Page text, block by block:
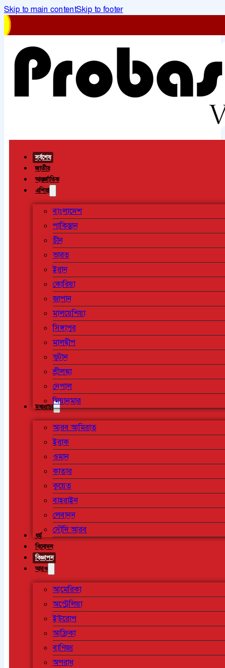
Skip to main contentSkip to footer
সর্বশেষ
জাতীয়
আন্তর্জাতিক
এশিয়া
বাংলাদেশ
পাকিস্তান
চীন
ভারত
ইরান
কোরিয়া
জাপান
মালয়েশিয়া
সিঙ্গাপুর
মালদ্বীপ
ভুটান
শ্রীলঙ্কা
নেপাল
মিয়ানমার
মধ্যপ্রাচ্য
আরব আমিরাত
ইরাক
ওমান
কাতার
কুয়েত
বাহরাইন
লেবানন
সৌদি আরব
ধর্ম
বিনোদন
বিজ্ঞাপন
আরও
আমেরিকা
অস্ট্রেলিয়া
ইউরোপ
আফ্রিকা
বাণিজ্য
অপরাধ